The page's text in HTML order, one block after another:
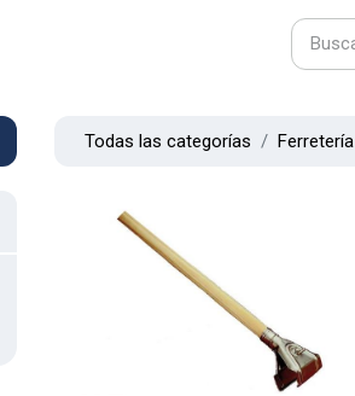
Todas las categorías Ferretería